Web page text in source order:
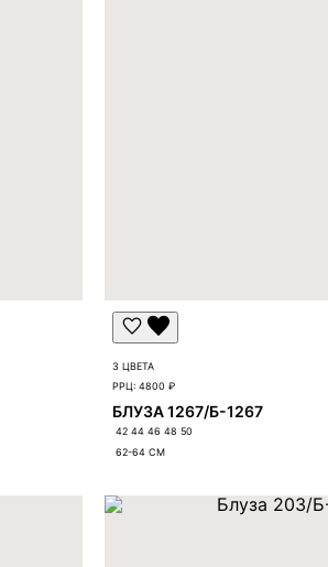
3 ЦВЕТА
РРЦ:4800 ₽
БЛУЗА 1267/Б-1267
42 44 46 48 50
62-64СМ